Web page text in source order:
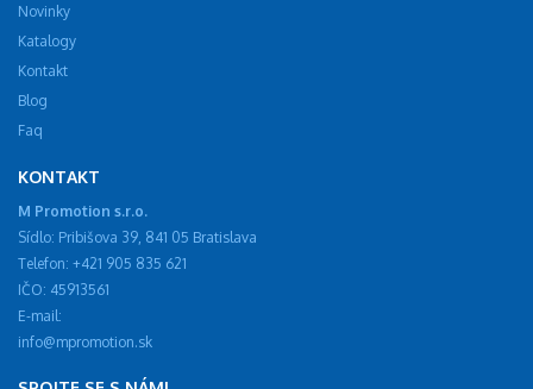
Novinky
Katalogy
Kontakt
Blog
Faq
KONTAKT
M Promotion s.r.o.
Sídlo: Pribišova 39, 841 05 Bratislava
Telefon: +421 905 835 621
IČO: 45913561
E-mail:
info@mpromotion.sk